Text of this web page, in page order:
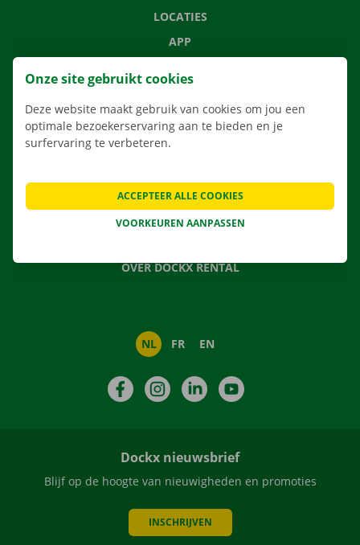
LOCATIES
APP
CONTACTEER ONS
NIEUWS
CADEAUBON
OVER DOCKX RENTAL
NL FR EN
FacebookInstagramLinkedIn
Dockx nieuwsbrief
Blijf op de hoogte van nieuwigheden en promoties
INSCHRIJVEN
Onze site gebruikt cookies
Deze website maakt gebruik van cookies om jou een
optimale bezoekerservaring aan te bieden en je
surfervaring te verbeteren.
VOORKEUREN AANPASSEN
ACCEPTEER ALLE COOKIES